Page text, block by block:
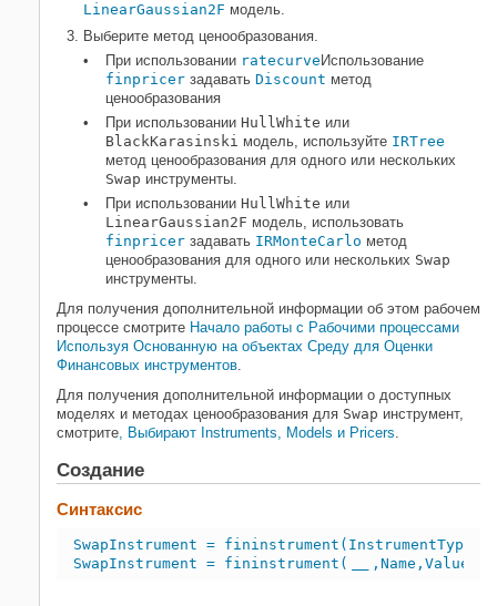
Смотрите такжеLinearGaussian2F модель.
Выберите метод ценообразования.
При использовании ratecurve Использование
finpricer задавать Discount метод
ценообразования
При использовании HullWhite или
BlackKarasinski модель, используйте IRTree
метод ценообразования для одного или нескольких
Swap инструменты.
При использовании HullWhite или
LinearGaussian2F модель, использовать
finpricer задавать IRMonteCarlo метод
ценообразования для одного или нескольких Swap
инструменты.
Для получения дополнительной информации об этом рабочем
процессе смотрите Начало работы с Рабочими процессами
Используя Основанную на объектах Среду для Оценки
Финансовых инструментов.
Для получения дополнительной информации о доступных
моделях и методах ценообразования для Swap инструмент,
смотрите, Выбирают Instruments, Models и Pricers.
Создание
Синтаксис
SwapInstrument =
SwapInstrument = fininstrument(
,Name,Value)